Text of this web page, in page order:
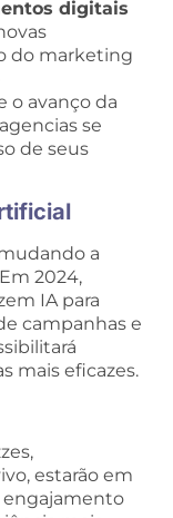
digitais
do marketing
o avanço da
se
de seus
a
2024,
IA para
campanhas e
mais eficazes.
estarão em
engajamento